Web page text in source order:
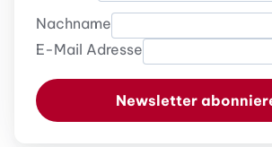
Nachname
E-Mail Adresse
Newsletter